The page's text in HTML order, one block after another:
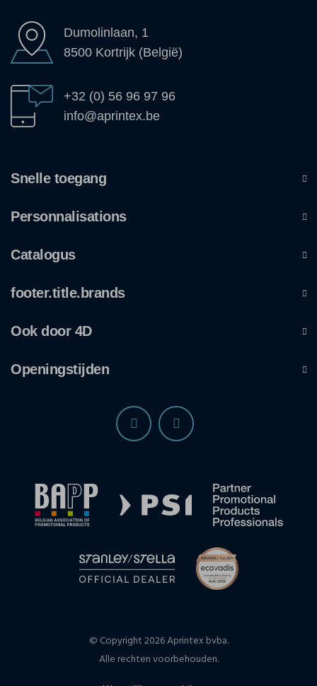
Dumolinlaan, 1
8500 Kortrijk (België)
+32 (0) 56 96 97 96
info@aprintex.be
Snelle toegang
Personnalisations
Catalogus
footer.title.brands
Ook door 4D
Openingstijden
© Copyright 2026 Aprintex bvba.
Alle rechten voorbehouden.